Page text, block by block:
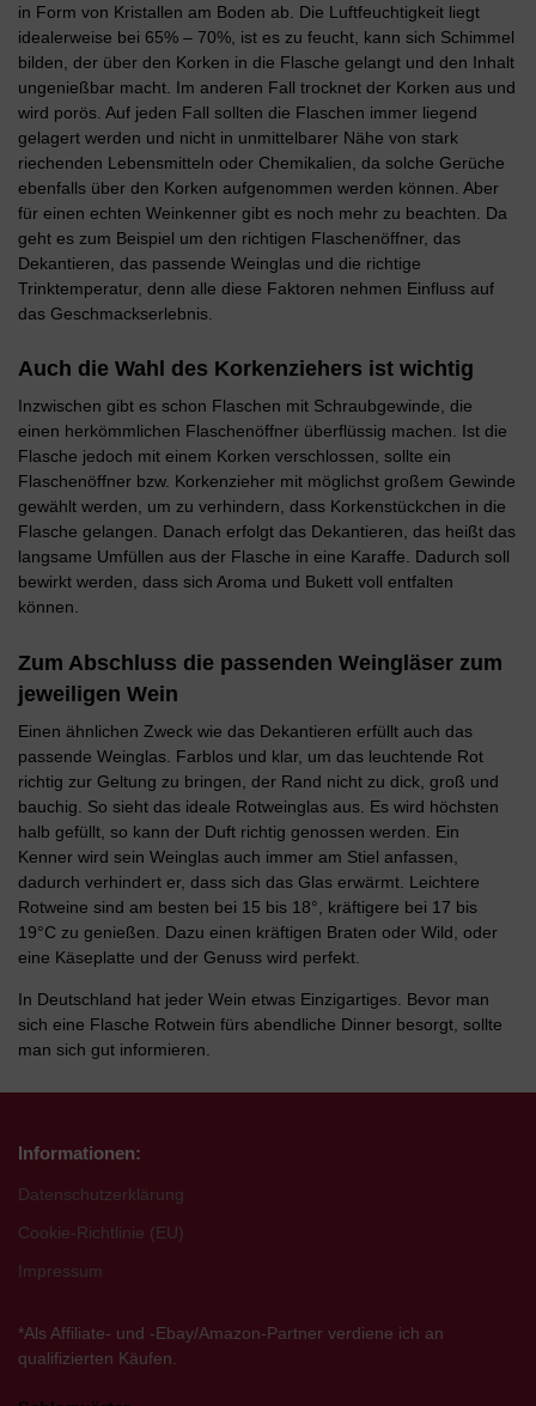
in Form von Kristallen am Boden ab. Die Luftfeuchtigkeit liegt
idealerweise bei 65% – 70%, ist es zu feucht, kann sich Schimmel
bilden, der über den Korken in die Flasche gelangt und den Inhalt
ungenießbar macht. Im anderen Fall trocknet der Korken aus und
wird porös. Auf jeden Fall sollten die Flaschen immer liegend
gelagert werden und nicht in unmittelbarer Nähe von stark
riechenden Lebensmitteln oder Chemikalien, da solche Gerüche
ebenfalls über den Korken aufgenommen werden können. Aber
für einen echten Weinkenner gibt es noch mehr zu beachten. Da
geht es zum Beispiel um den richtigen Flaschenöffner, das
Dekantieren, das passende Weinglas und die richtige
Trinktemperatur, denn alle diese Faktoren nehmen Einfluss auf
das Geschmackserlebnis.
Auch die Wahl des Korkenziehers ist wichtig
Inzwischen gibt es schon Flaschen mit Schraubgewinde, die
einen herkömmlichen Flaschenöffner überflüssig machen. Ist die
Flasche jedoch mit einem Korken verschlossen, sollte ein
Flaschenöffner bzw. Korkenzieher mit möglichst großem Gewinde
gewählt werden, um zu verhindern, dass Korkenstückchen in die
Flasche gelangen. Danach erfolgt das Dekantieren, das heißt das
langsame Umfüllen aus der Flasche in eine Karaffe. Dadurch soll
bewirkt werden, dass sich Aroma und Bukett voll entfalten
können.
Zum Abschluss die passenden Weingläser zum
jeweiligen Wein
Einen ähnlichen Zweck wie das Dekantieren erfüllt auch das
passende Weinglas. Farblos und klar, um das leuchtende Rot
richtig zur Geltung zu bringen, der Rand nicht zu dick, groß und
bauchig. So sieht das ideale Rotweinglas aus. Es wird höchsten
halb gefüllt, so kann der Duft richtig genossen werden. Ein
Kenner wird sein Weinglas auch immer am Stiel anfassen,
dadurch verhindert er, dass sich das Glas erwärmt. Leichtere
Rotweine sind am besten bei 15 bis 18°, kräftigere bei 17 bis
19°C zu genießen. Dazu einen kräftigen Braten oder Wild, oder
eine Käseplatte und der Genuss wird perfekt.
In Deutschland hat jeder Wein etwas Einzigartiges. Bevor man
sich eine Flasche Rotwein fürs abendliche Dinner besorgt, sollte
man sich gut informieren.
Informationen:
Datenschutzerklärung
Cookie-Richtlinie (EU)
Impressum
*Als Affiliate- und -Ebay/Amazon-Partner verdiene ich an
qualifizierten Käufen.